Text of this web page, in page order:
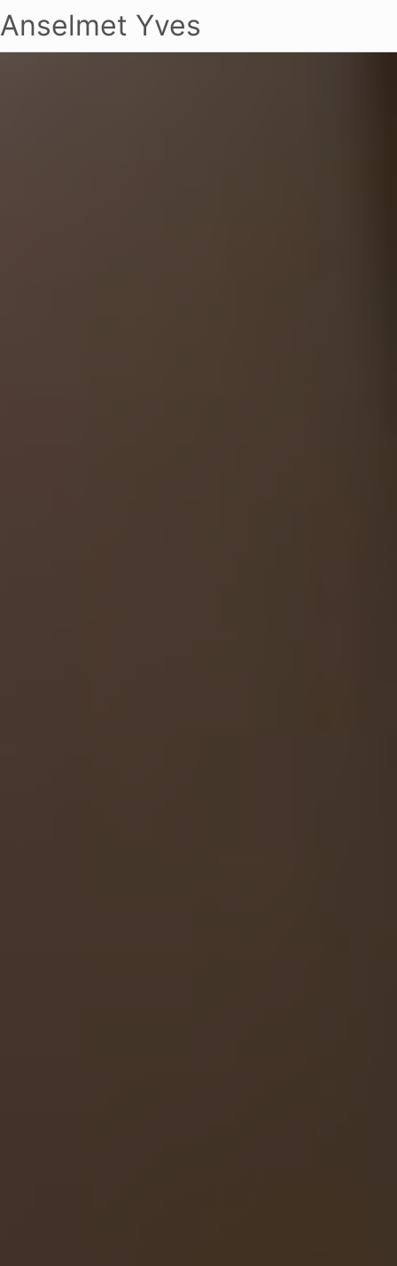
Anselmet Yves